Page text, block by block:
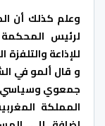
وعلم كذلك أن
لرئيس المحكمة
للإذاعة
و قال ألمو في
جمعوي وسياسي
المملكة